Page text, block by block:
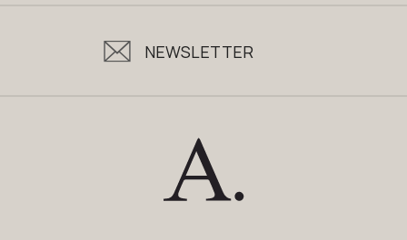
NEWSLETTER